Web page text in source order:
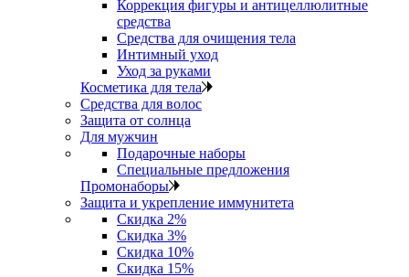
Коррекция фигуры и антицеллюлитные
средства
Средства для очищения тела
Интимный уход
Уход за руками
Косметика для тела
Средства для волос
Защита от солнца
Для мужчин
Подарочные наборы
Специальные предложения
Промонаборы
Защита и укрепление иммунитета
Скидка 2%
Скидка 3%
Скидка 10%
Скидка 15%